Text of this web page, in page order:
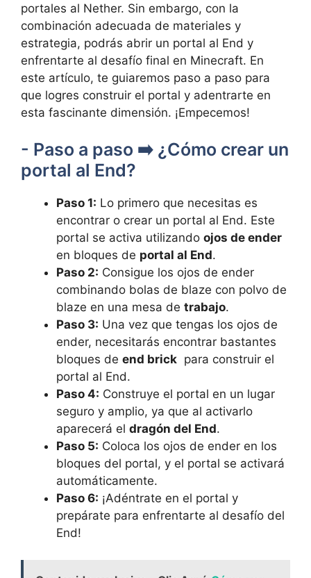
portales ⁣al Nether. Sin embargo, con la
combinación adecuada de materiales y
estrategia, podrás abrir un‌ portal al End y
enfrentarte​ al⁢ desafío ⁣final‍ en Minecraft.‌ En
este artículo, ‌te guiaremos⁣ paso a paso para
que logres construir el portal y adentrarte en
esta fascinante dimensión. ⁣¡Empecemos!
-⁢ Paso a⁢ paso ➡️ ¿Cómo crear un
portal al ​End?
Paso 1: Lo⁤ primero⁢ que necesitas es
encontrar o crear un portal al End. Este
portal se activa utilizando ojos de⁣ ender
en⁤ bloques de portal‍ al⁣ End.
Paso 2: Consigue​ los ojos de ender⁢
combinando bolas de blaze con polvo de
blaze en​ una mesa de trabajo.
Paso ​3: Una⁣ vez que tengas los ojos de
ender, necesitarás encontrar bastantes
bloques de‌ end brick ⁤ para construir el
portal al End.
Paso 4: Construye el portal en un lugar
seguro y amplio, ya ⁢que al ‌activarlo
aparecerá ​el dragón del End.
Paso 5: Coloca los ojos⁢ de ⁤ender ⁢en los
bloques del portal, y el portal se ​activará
automáticamente.
Paso 6: ‍¡Adéntrate ⁤en el⁢ portal⁤ y
prepárate para enfrentarte al‌ desafío del
‍End!